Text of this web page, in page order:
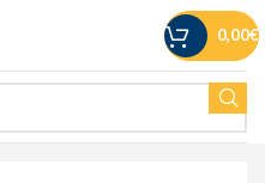
0,00€